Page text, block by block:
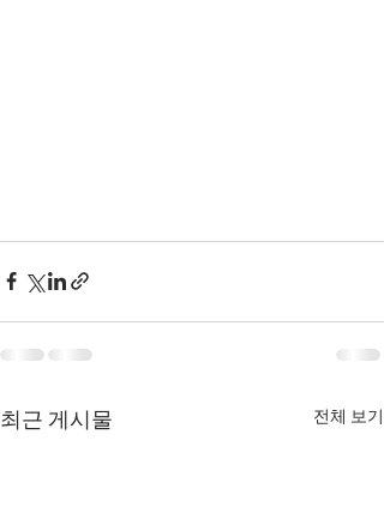
최근 게시물 전체 보기